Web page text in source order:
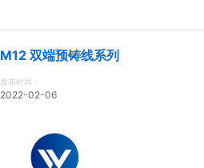
M12 双端预铸线系列
发布时间：
2022-02-06